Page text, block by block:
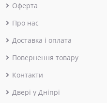
Оферта
Про нас
Доставка і оплата
Повернення товару
Контакти
Двері у Дніпрі